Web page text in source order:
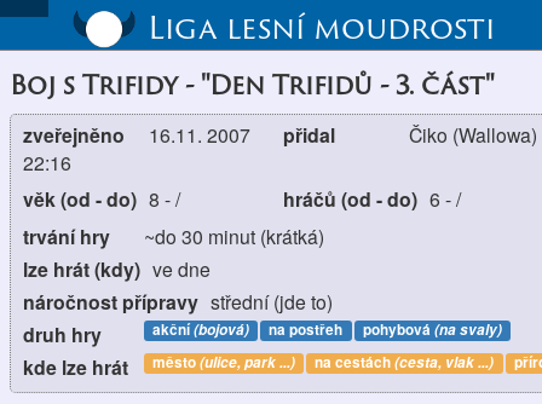
Liga lesní moudrosti
Boj s Trifidy - "Den Trifidů - 3. část"
zveřejněno
16.11. 2007
22:16
přidal Čiko (Wallowa)
věk (od - do) 8 -/ hráčů (od - do) 6 -/
trvání hry ~do 30 minut (krátká)
lze hrát (kdy) ve dne
náročnost přípravy střední (jde to)
druh hry akční(bojová) na postřeh pohybová (na svaly)
kde lze hrát město(ulice, park ...) na cestách(cesta, vlak ...)